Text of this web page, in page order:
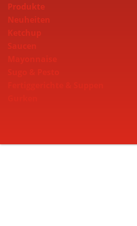
Produkte
Neuheiten
Ketchup
Saucen